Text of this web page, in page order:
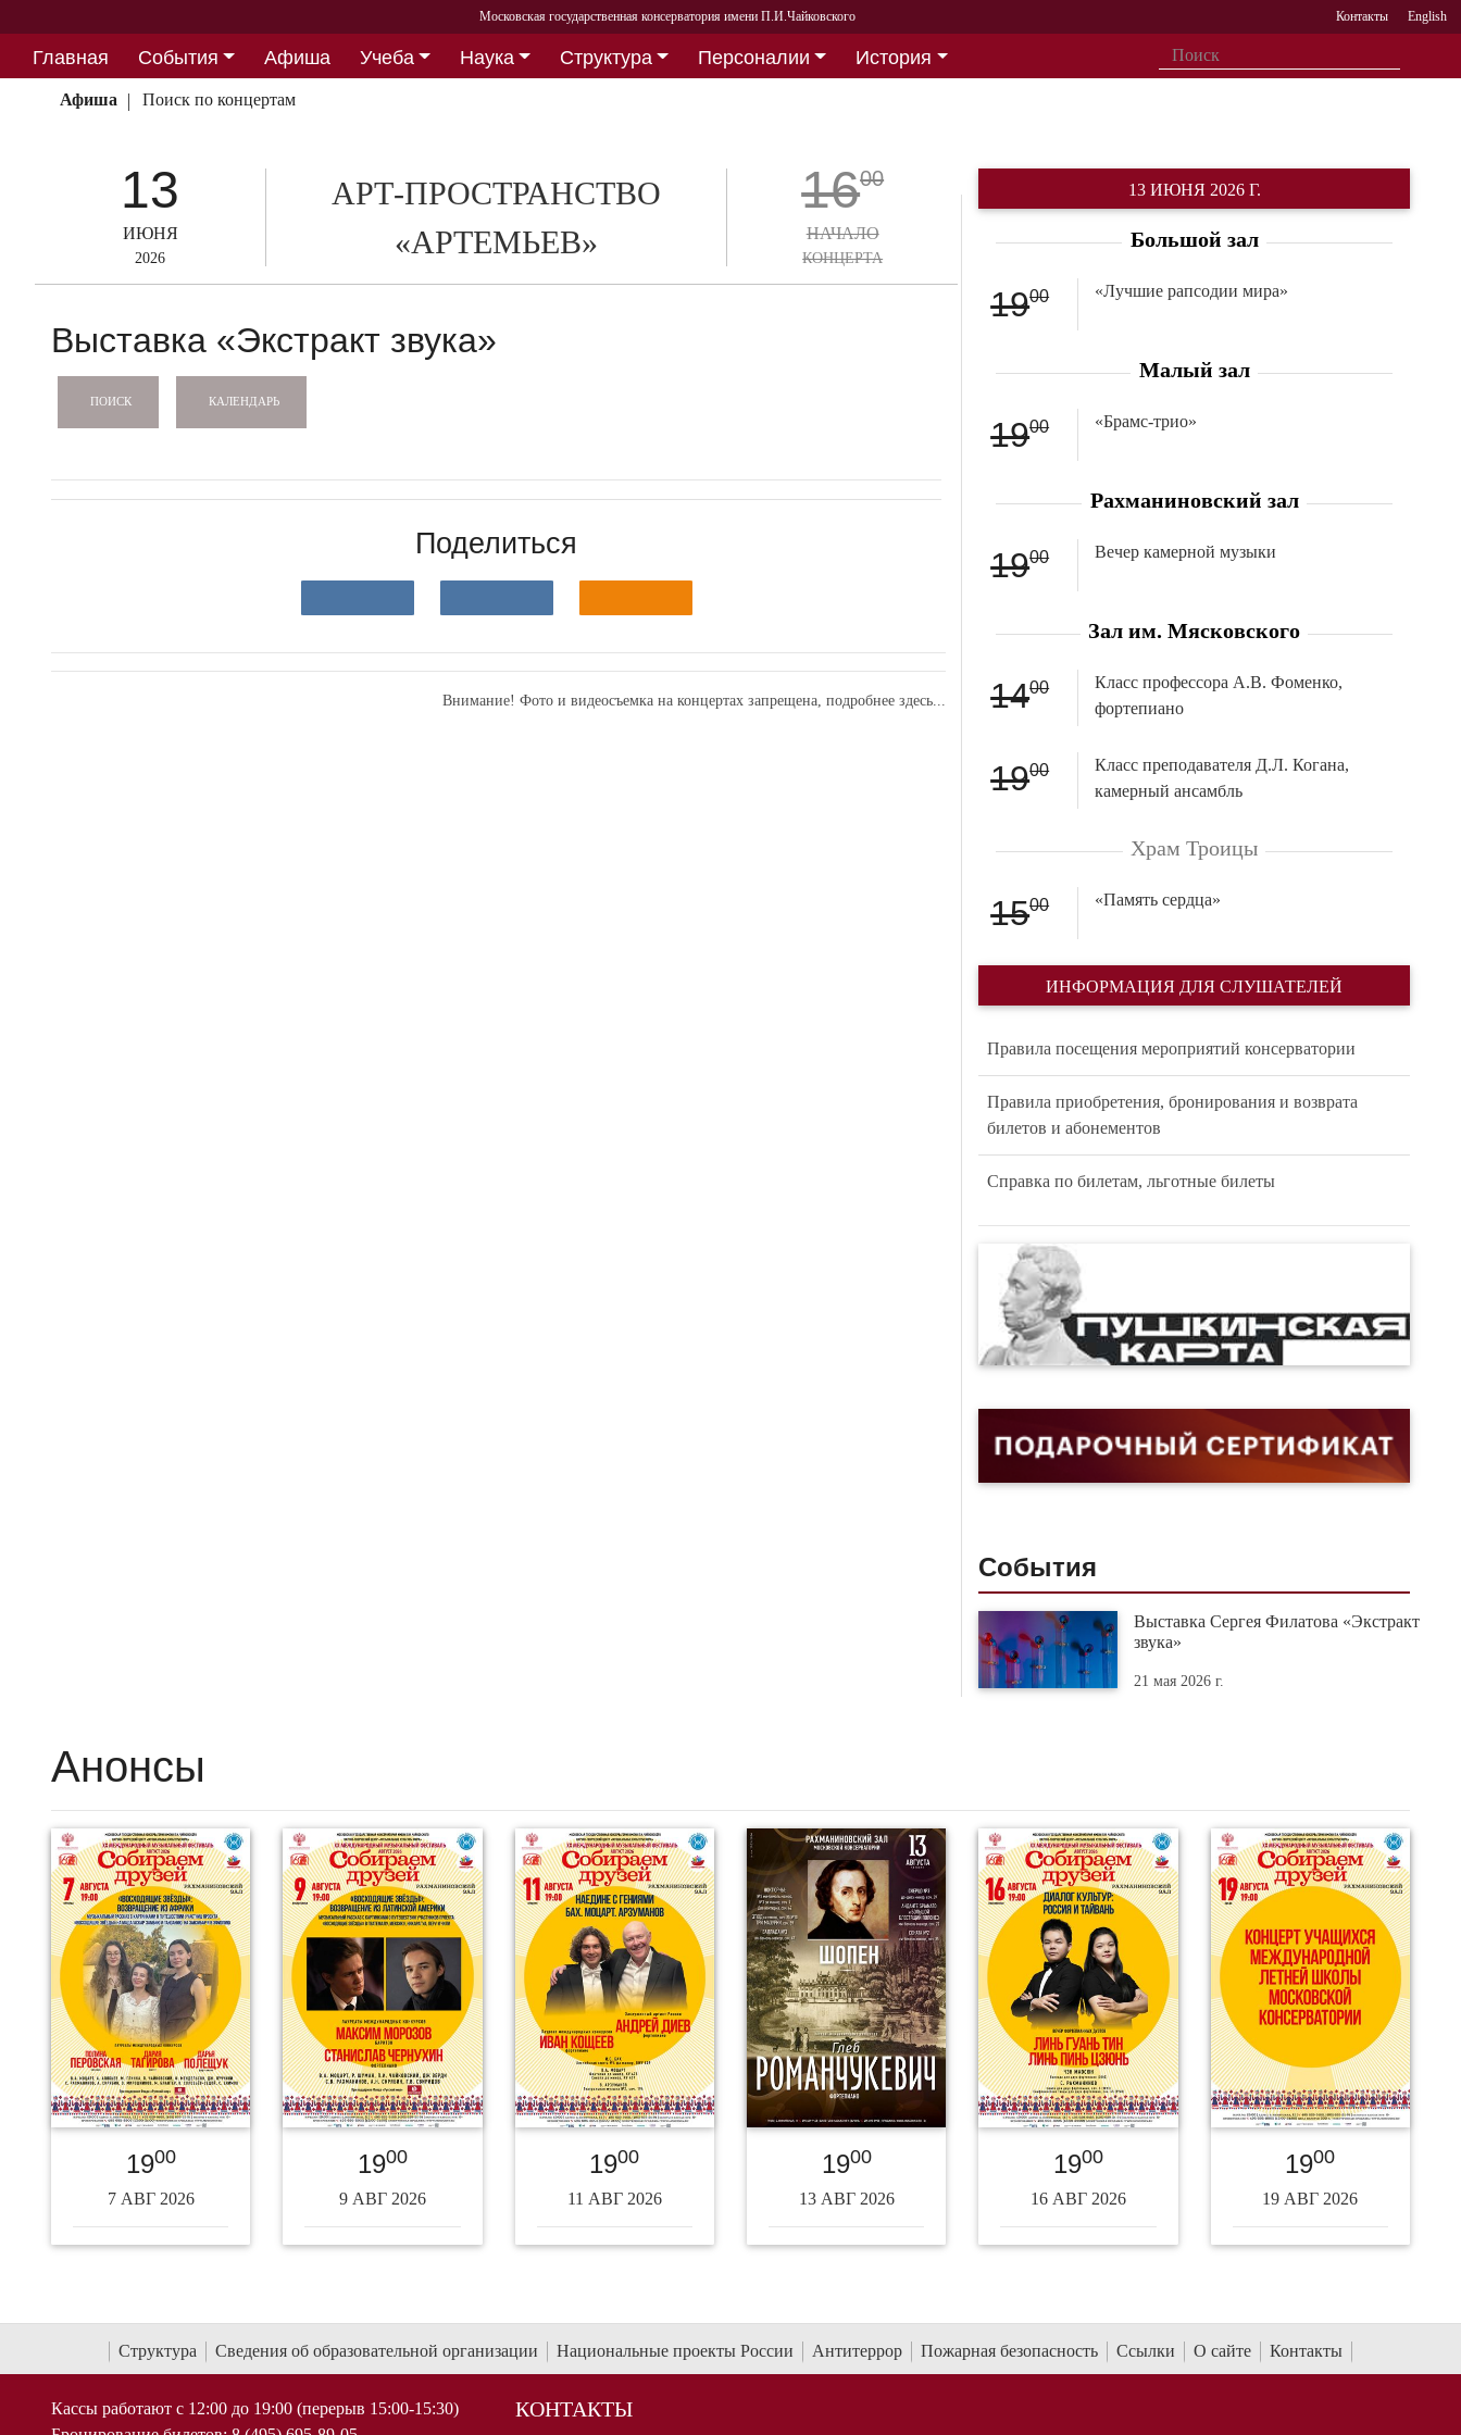
Московская государственная консерватория имени П.И.Чайковского Контакты English
Главная События Афиша Учеба Наука Структура Персоналии
История
Партнерство
Афиша Поиск по концертам
13
ИЮНЯ
2026
АРТ-ПРОСТРАНСТВО
«АРТЕМЬЕВ»
1600
НАЧАЛО
КОНЦЕРТА
Выставка «Экстракт звука»
ПОИСК КАЛЕНДАРЬ
Поделиться
Внимание! Фото и видеосъемка на концертах запрещена,подробнее здесь...
13 ИЮНЯ 2026 Г.
Большой зал
1900 «Лучшие рапсодии мира»
Малый зал
1900 «Брамс-трио»
Рахманиновский зал
1900 Вечер камерной музыки
Зал им. Мясковского
1400
Класс профессора А.В. Фоменко,
фортепиано
1900
Класс преподавателя Д.Л. Когана,
камерный ансамбль
Храм Троицы
1500 «Память сердца»
ИНФОРМАЦИЯ ДЛЯ СЛУШАТЕЛЕЙ
Правила посещения мероприятий консерватории
Правила приобретения, бронирования и возврата
билетов и абонементов
Справка по билетам, льготные билеты
События
Выставка Сергея Филатова «Экстракт
звука»
21 мая 2026 г.
Анонсы
1900
7 АВГ 2026
1900
9 АВГ 2026
1900
11 АВГ 2026
1900
13 АВГ 2026
1900
16 АВГ 2026
1900
19 АВГ 2026
Структура Сведения об образовательной организации Национальные проекты России Антитеррор Пожарная безопасность Ссылки О сайте Контакты
Кассы работают с 12:00 до 19:00 (перерыв 15:00-15:30)
КОНТАКТЫ